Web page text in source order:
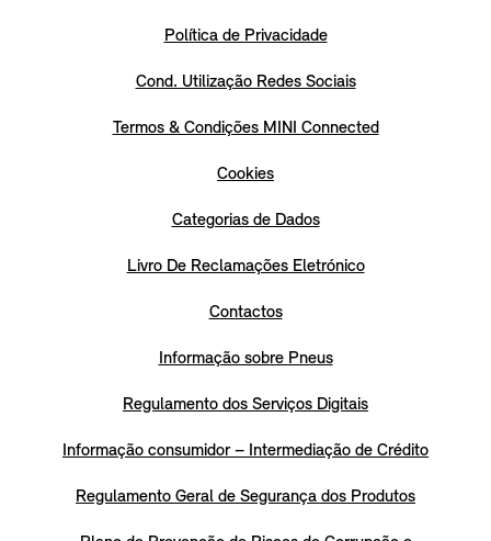
Política de Privacidade
Cond. Utilização Redes Sociais
Termos & Condições MINI Connected
Cookies
Categorias de Dados
Livro De Reclamações Eletrónico
Contactos
Informação sobre Pneus
Regulamento dos Serviços Digitais
Informação consumidor – Intermediação de Crédito
Regulamento Geral de Segurança dos Produtos